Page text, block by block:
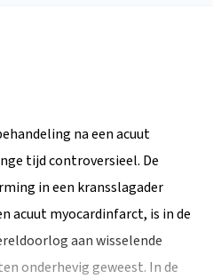
na een acuut
tijd controversieel. De
in een kransslagader
acuut myocardinfarct, is in de
aan wisselende
onderhevig geweest. In de